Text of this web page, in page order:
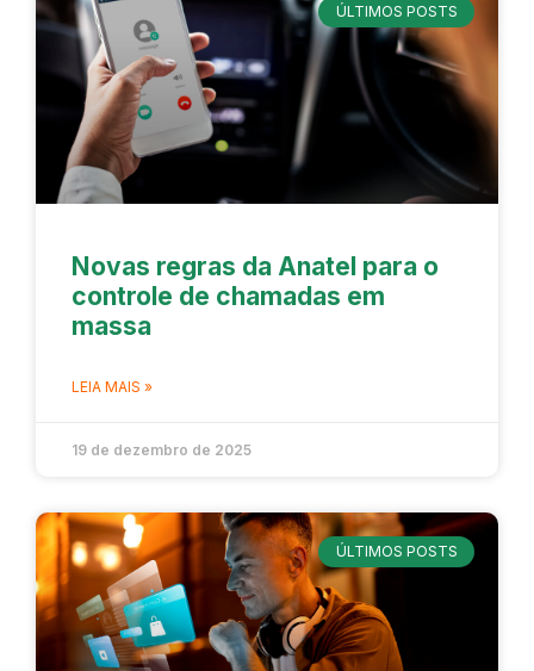
ÚLTIMOS POSTS
Novas regras da Anatel para o
controle de chamadas em
massa
LEIA MAIS »
19 de dezembro de 2025
ÚLTIMOS POSTS